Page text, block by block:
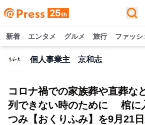
新着 エンタメ グルメ 旅行 ファッ
個人事業主 京和志
コロナ禍での家族葬や直葬な
列できない時のために 棺に
つみ【おくりふみ】を9月21